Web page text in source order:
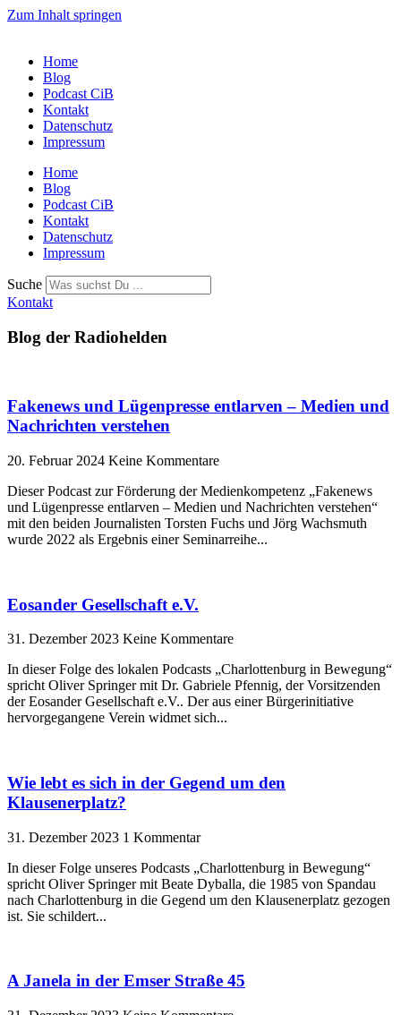
Zum Inhalt springen
Home
Blog
Podcast CiB
Kontakt
Datenschutz
Impressum
Home
Blog
Podcast CiB
Kontakt
Datenschutz
Impressum
Suche
Kontakt
Blog der Radiohelden
Fakenews und Lügenpresse entlarven – Medien und
Nachrichten verstehen
20. Februar 2024 Keine Kommentare
Dieser Podcast zur Förderung der Medienkompetenz „Fakenews
und Lügenpresse entlarven – Medien und Nachrichten verstehen“
mit den beiden Journalisten Torsten Fuchs und Jörg Wachsmuth
wurde 2022 als Ergebnis einer Seminarreihe
Eosander Gesellschaft e.V.
31. Dezember 2023 Keine Kommentare
In dieser Folge des lokalen Podcasts „Charlottenburg in Bewegung“
spricht Oliver Springer mit Dr. Gabriele Pfennig, der Vorsitzenden
der Eosander Gesellschaft e.V.. Der aus einer Bürgerinitiative
hervorgegangene Verein widmet sich
Wie lebt es sich in der Gegend um den
Klausenerplatz?
31. Dezember 2023 1 Kommentar
In dieser Folge unseres Podcasts „Charlottenburg in Bewegung“
spricht Oliver Springer mit Beate Dyballa, die 1985 von Spandau
nach Charlottenburg in die Gegend um den Klausenerplatz gezogen
ist. Sie schildert
A Janela in der Emser Straße 45